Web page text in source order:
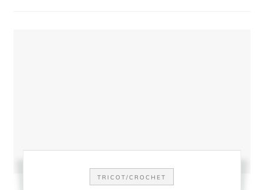
TRICOT/CROCHET